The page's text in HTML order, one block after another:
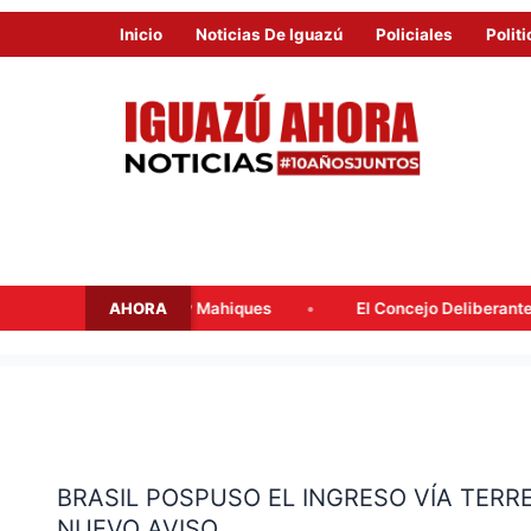
Inicio Noticias De Iguazú Policiales
AHORA
y Mahiques El Concejo Deliberante tratará mañana
BRASIL POSPUSO EL INGRESO VÍA
EL